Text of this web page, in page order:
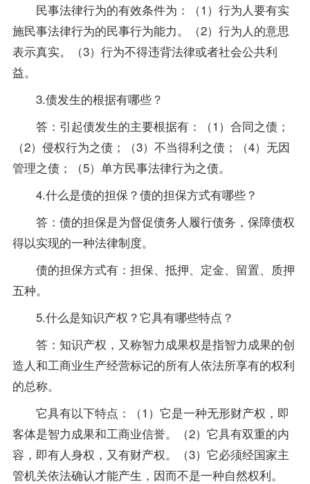
民事法律行为的有效条件为：（1）行为人要有实
施民事法律行为的民事行为能力。（2）行为人的意思
表示真实。（3）行为不得违背法律或者社会公共利
益。
3.债发生的根据有哪些？
答：引起债发生的主要根据有：（1）合同之债；
（2）侵权行为之债；（3）不当得利之债；（4）无因
管理之债；（5）单方民事法律行为之债。
4.什么是债的担保？债的担保方式有哪些？
答：债的担保是为督促债务人履行债务，保障债权
得以实现的一种法律制度。
债的担保方式有：担保、抵押、定金、留置、质押
五种。
5.什么是知识产权？它具有哪些特点？
答：知识产权，又称智力成果权是指智力成果的创
造人和工商业生产经营标记的所有人依法所享有的权利
的总称。
它具有以下特点：（1）它是一种无形财产权，即
客体是智力成果和工商业信誉。（2）它具有双重的内
容，即有人身权，又有财产权。（3）它必须经国家主
管机关依法确认才能产生，因而不是一种自然权利。